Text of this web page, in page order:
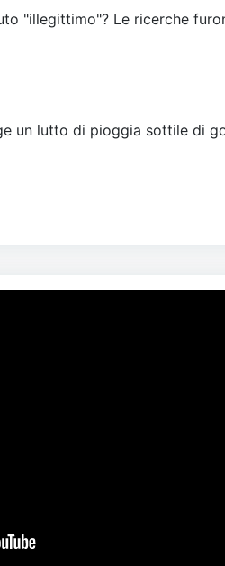
"illegittimo"? Le ricerche
un lutto di pioggia sottile di